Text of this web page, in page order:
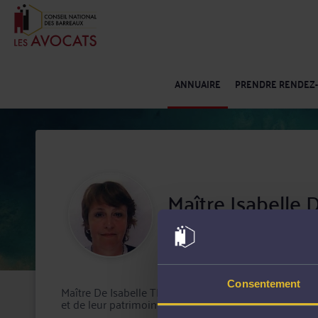
Consentement
ANNUAIRE PRENDRE
Maître Isabelle
Barreau de Rouen
Maître De Isabelle THIER exerce à Mont-Saint-
et de leur patrimoine.